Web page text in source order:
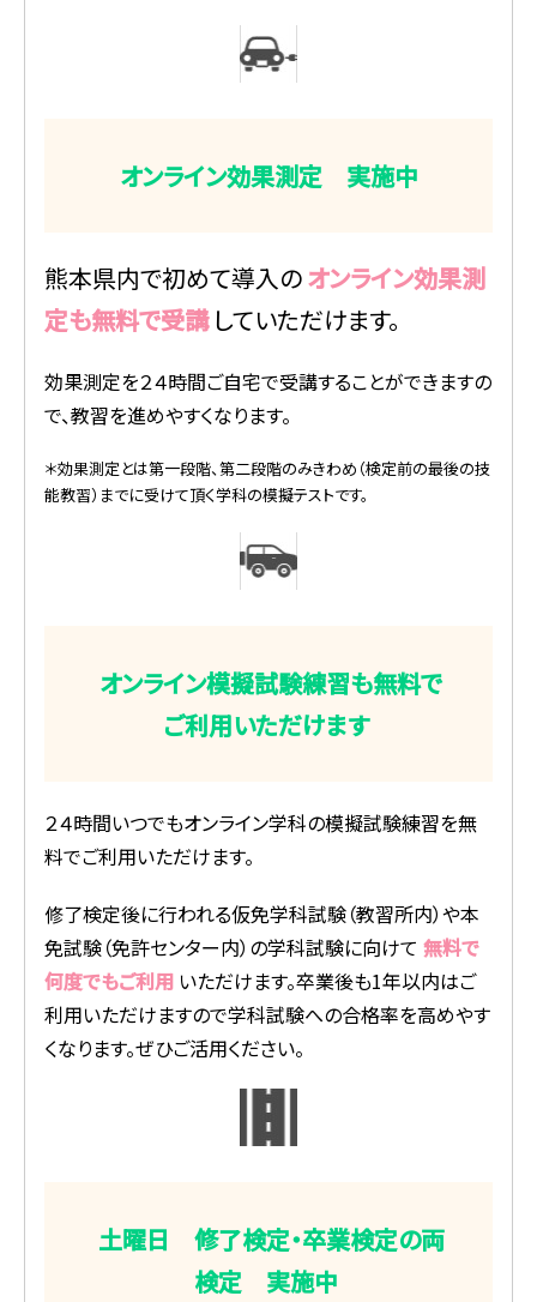
オンライン効果測定 実施中
熊本県内で初めて導入のオンライン効果測
定も無料で受講 していただけます。
効果測定を２４時間ご自宅で受講することができますの
で、教習を進めやすくなります。
＊効果測定とは第一段階、第二段階のみきわめ（検定前の最後の技
能教習）までに受けて頂く学科の模擬テストです。
オンライン模擬試験練習も無料で
ご利用いただけます
２４時間いつでもオンライン学科の模擬試験練習を無
料でご利用いただけます。
修了検定後に行われる仮免学科試験（教習所内）や本
免試験（免許センター内）の学科試験に向けて 無料で
何度でもご利用 いただけます。卒業後も1年以内はご
利用いただけますので学科試験への合格率を高めやす
くなります。ぜひご活用ください。
土曜日 修了検定・卒業検定の両
検定 実施中